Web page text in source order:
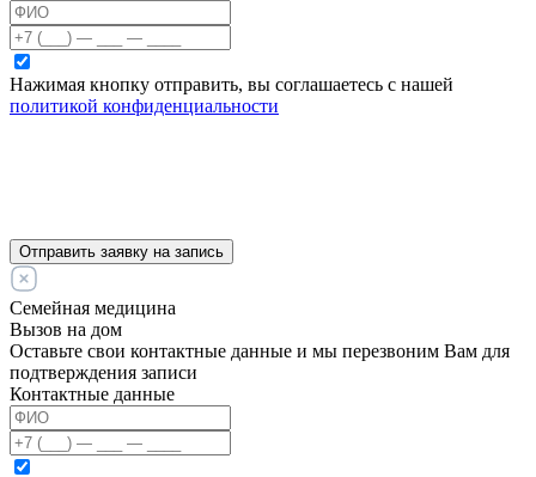
Нажимая кнопку отправить, вы соглашаетесь с нашей
политикой конфиденциальности
Отправить заявку на запись
Семейная медицина
Вызов на дом
Оставьте свои контактные данные и мы перезвоним Вам для
подтверждения записи
Контактные данные